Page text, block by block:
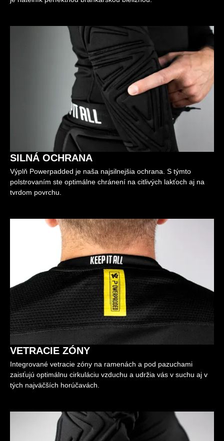
SILNÁ OCHRANA
Výplň Powerpadded je naša najsilnejšia ochrana. S týmto
polstrovaním ste optimálne chránení na citlivých lakťoch aj na
tvrdom povrchu.
VETRACIE ZÓNY
Integrované vetracie zóny na ramenách a pod pazuchami
zaisťujú optimálnu cirkuláciu vzduchu a udržia vás v suchu aj v
tých najväčších horúčavách.